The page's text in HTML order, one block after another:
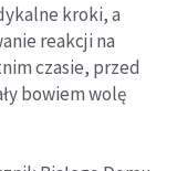
kroki, a
reakcji na
czasie, przed
bowiem wolę